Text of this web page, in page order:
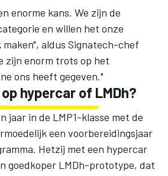
enorme kans. We zijn de
en willen het onze
aldus Signatech-chef
zijn enorm trots op het
ons heeft gegeven."
hypercar of LMDh?
jaar in de LMP1-klasse met de
een voorbereidingsjaar
Hetzij met een hypercar
goedkoper LMDh-prototype, dat